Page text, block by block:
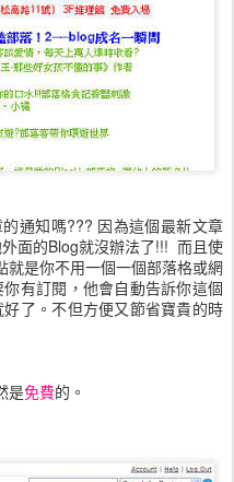
通知嗎??? 因為這個最新文章
面的Blog就沒辦法了!!! 而且使
就是你不用一個一個部落格或網
有訂閱，他會自動告訴你這個
了。不但方便又節省寶貴的時
是免費的。